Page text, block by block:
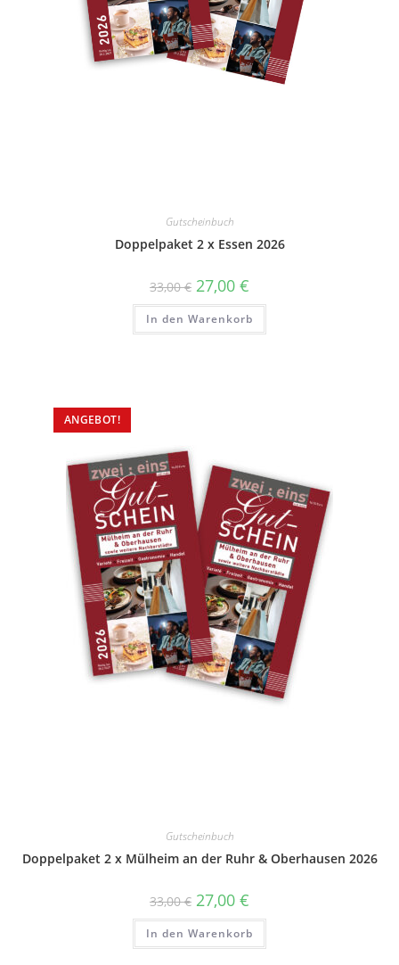
Gutscheinbuch
Doppelpaket 2 x Essen 2026
33,00€ 27,00 €
In den Warenkorb
ANGEBOT!
Gutscheinbuch
Doppelpaket 2 x Mülheim an der Ruhr & Oberhausen 2026
33,00€ 27,00 €
In den Warenkorb